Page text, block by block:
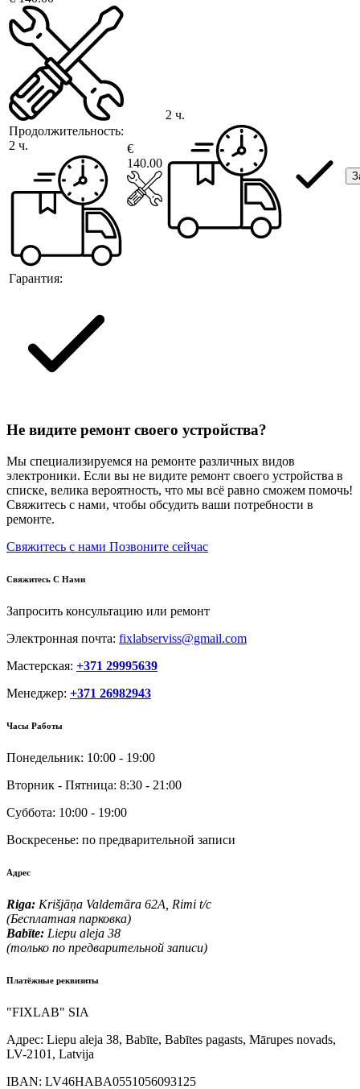
Продолжительность:
2 ч.
Гарантия:
€
140.00
2 ч.
Не видите ремонт своего устройства?
Мы специализируемся на ремонте различных видов
электроники. Если вы не видите ремонт своего устройства в
списке, велика вероятность, что мы всё равно сможем помочь!
Свяжитесь с нами, чтобы обсудить ваши потребности в
ремонте.
Свяжитесь с нами Позвоните сейчас
Свяжитесь С Нами
Запросить консультацию или ремонт
Электронная почта: fixlabserviss@gmail.com
Мастерская: +371 29995639
Менеджер: +371 26982943
Часы Работы
Понедельник: 10:00 - 19:00
Вторник - Пятница: 8:30 - 21:00
Суббота: 10:00 - 19:00
Воскресенье: по предварительной записи
Адрес
Riga: Krišjāņa Valdemāra 62A, Rimi t/c
(Бесплатная парковка)
Babīte: Liepu aleja 38
(только по предварительной записи)
Платёжные реквизиты
"FIXLAB" SIA
Адрес: Liepu aleja 38, Babīte, Babītes pagasts, Mārupes novads,
LV-2101, Latvija
IBAN: LV46HABA0551056093125